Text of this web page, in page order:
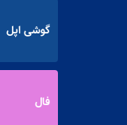
گوشی اپل
فال